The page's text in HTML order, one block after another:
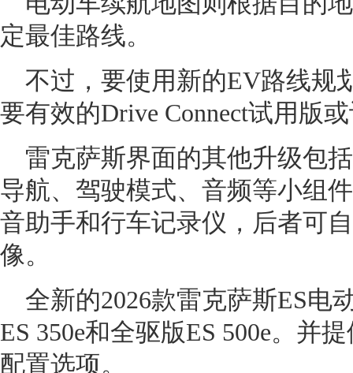
定最佳路线。
不过，要使用新的EV路线规
要有效的Drive Connect试用版
雷克萨斯界面的其他升级包
导航、驾驶模式、音频等小组
音助手和行车记录仪，后者可
像。
全新的2026款雷克萨斯ES电
ES 350e和全驱版ES 500e。并
配置选项。